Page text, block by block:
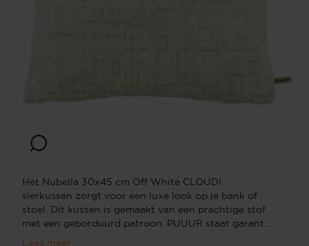
Het Nubella 30x45 cm Off White CLOUDI
sierkussen zorgt voor een luxe look op je bank of
stoel. Dit kussen is gemaakt van een prachtige stof
met een geborduurd patroon. PUUUR staat garant
Lees meer